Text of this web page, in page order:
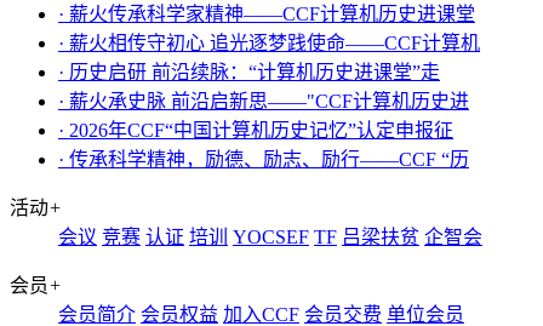
· 薪火传承科学家精神——CCF计算机历史进课堂
· 薪火相传守初心 追光逐梦践使命——CCF计算机
· 历史启研 前沿续脉：“计算机历史进课堂”走
· 薪火承史脉 前沿启新思——"CCF计算机历史进
· 2026年CCF“中国计算机历史记忆”认定申报征
· 传承科学精神，励德、励志、励行——CCF “历
活动+
会议 竞赛 认证 培训 YOCSEF TF 吕梁扶贫 企智会
会员+
会员简介 会员权益 加入CCF 会员交费 单位会员